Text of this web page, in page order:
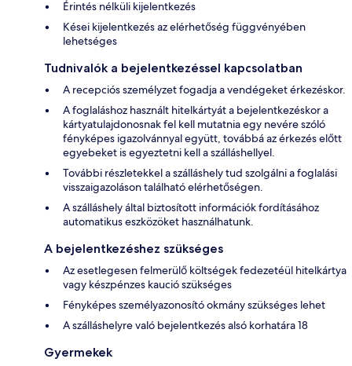
Érintés nélküli kijelentkezés
Kései kijelentkezés az elérhetőség függvényében
lehetséges
Tudnivalók a bejelentkezéssel kapcsolatban
A recepciós személyzet fogadja a vendégeket érkezéskor.
A foglaláshoz használt hitelkártyát a bejelentkezéskor a
kártyatulajdonosnak fel kell mutatnia egy nevére szóló
fényképes igazolvánnyal együtt, továbbá az érkezés előtt
egyebeket is egyeztetni kell a szálláshellyel.
További részletekkel a szálláshely tud szolgálni a foglalási
visszaigazoláson található elérhetőségen.
A szálláshely által biztosított információk fordításához
automatikus eszközöket használhatunk.
A bejelentkezéshez szükséges
Az esetlegesen felmerülő költségek fedezetéül hitelkártya
vagy készpénzes kaució szükséges
Fényképes személyazonosító okmány szükséges lehet
A szálláshelyre való bejelentkezés alsó korhatára 18
Gyermekek